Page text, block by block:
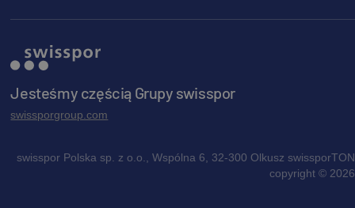
Jesteśmy częścią Grupy swisspor
swissporgroup.com
swisspor Polska sp. z o.o., Wspólna 6, 32-300 Olkusz swissporTON
copyright © 2026